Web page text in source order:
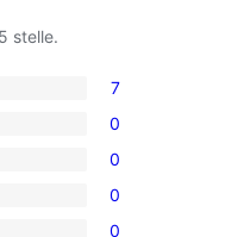
stelle.
7
0
0
0
0